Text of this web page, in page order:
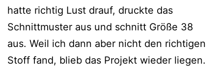
hatte richtig Lust drauf, druckte das
Schnittmuster aus und schnitt Größe 38
aus. Weil ich dann aber nicht den richtigen
Stoff fand, blieb das Projekt wieder liegen.